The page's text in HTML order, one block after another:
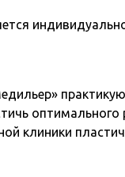
оптимального
клиники